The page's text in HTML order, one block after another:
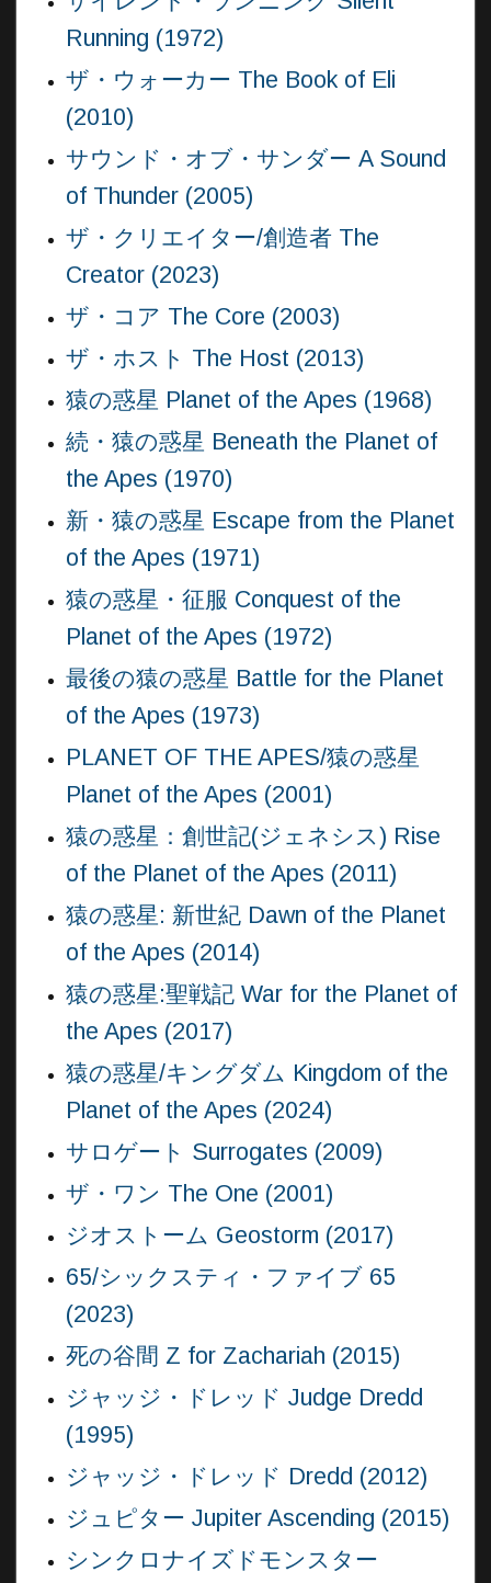
Running (1972)
ザ・ウォーカー The Book of Eli
(2010)
サウンド・オブ・サンダー A Sound
of Thunder (2005)
ザ・クリエイター/創造者 The
Creator (2023)
ザ・コア The Core (2003)
ザ・ホスト The Host (2013)
猿の惑星 Planet of the Apes (1968)
続・猿の惑星 Beneath the Planet of
the Apes (1970)
新・猿の惑星 Escape from the Planet
of the Apes (1971)
猿の惑星・征服 Conquest of the
Planet of the Apes (1972)
最後の猿の惑星 Battle for the Planet
of the Apes (1973)
PLANET OF THE APES/猿の惑星
Planet of the Apes (2001)
猿の惑星：創世記(ジェネシス) Rise
of the Planet of the Apes (2011)
猿の惑星: 新世紀 Dawn of the Planet
of the Apes (2014)
猿の惑星:聖戦記 War for the Planet of
the Apes (2017)
猿の惑星/キングダム Kingdom of the
Planet of the Apes (2024)
サロゲート Surrogates (2009)
ザ・ワン The One (2001)
ジオストーム Geostorm (2017)
65/シックスティ・ファイブ 65
(2023)
死の谷間 Z for Zachariah (2015)
ジャッジ・ドレッド Judge Dredd
(1995)
ジャッジ・ドレッド Dredd (2012)
ジュピター Jupiter Ascending (2015)
シンクロナイズドモンスター